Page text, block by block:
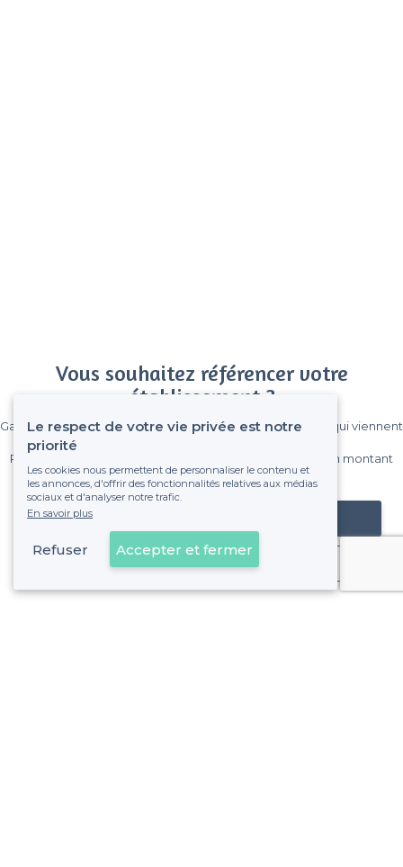
Vous souhaitez référencer votre
établissement ?
Gagnez de nombreux clients parmi le million de visiteurs qui viennent
Pas de commissions et sans engagement, vous payez un montant
fixe sans risque de voir déraper la facture.
Référencer mon établissement
Déjà client
Le respect de votre vie privée est notre
priorité
Les cookies nous permettent de personnaliser le contenu et
les annonces, d'offrir des fonctionnalités relatives aux médias
sociaux et d'analyser notre trafic.
En savoir plus
Refuser Accepter et fermer